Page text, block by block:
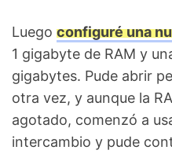
Luego configuré una
1 gigabyte de RAM y
gigabytes. Pude abrir
otra vez, y aunque la
agotado, comenzó a
intercambio y pude